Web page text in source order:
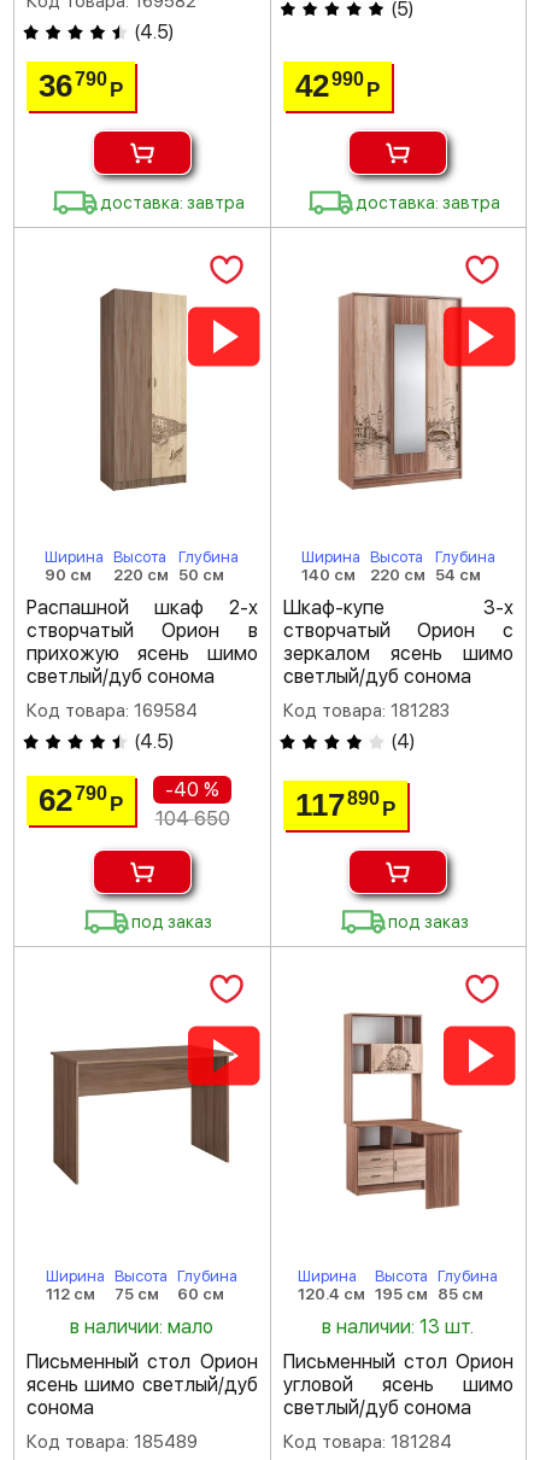
(4.5)
36790Р
доставка: завтра
(5)
42990 Р
доставка: завтра
Ширина
90 см
Высота
220 см
Глубина
50 см
Распашной шкаф 2-х
створчатый Орион в
прихожую ясень шимо
светлый/дуб сонома
Код товара: 169584
(4.5)
62790Р
-40 %
104 650
под заказ
Ширина
140 см
Высота
220 см
Глубина
54 см
Шкаф-купе 3-х
створчатый Орион с
зеркалом ясень шимо
светлый/дуб сонома
Код товара: 181283
(4)
117890 Р
под заказ
Ширина
112 см
Высота
75 см
Глубина
60 см
в наличии: мало
Письменный стол Орион
ясень шимо светлый/дуб
сонома
Код товара: 185489
Ширина
120.4 см
Высота
195 см
Глубина
85 см
в наличии: 13 шт.
Письменный стол Орион
угловой ясень шимо
светлый/дуб сонома
Код товара: 181284